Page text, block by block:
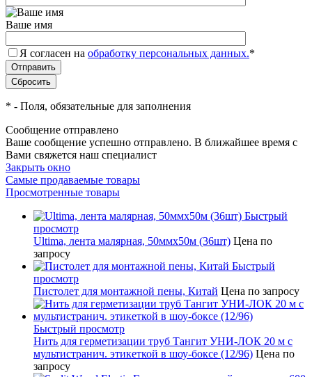
Ваше имя
Я согласен на обработку персональных данных.*
* - Поля, обязательные для заполнения
Сообщение отправлено
Ваше сообщение успешно отправлено. В ближайшее время с
Вами свяжется наш специалист
Закрыть окно
Самые продаваемые товары
Просмотренные товары
Быстрый
просмотр
Ultima, лента малярная, 50ммх50м (36шт) Цена по
запросу
Быстрый
просмотр
Пистолет для монтажной пены, Китай Цена по запросу
Быстрый просмотр
Нить для герметизации труб Тангит УНИ-ЛОК 20 м с
мультистранич. этикеткой в шоу-боксе (12/96) Цена по
запросу